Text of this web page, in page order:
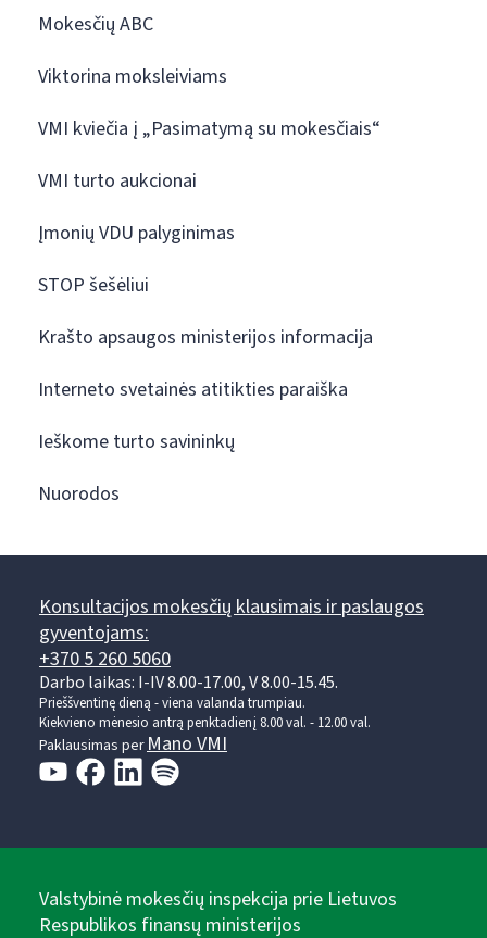
Mokesčių ABC
Viktorina moksleiviams
VMI kviečia į „Pasimatymą su mokesčiais“
VMI turto aukcionai
Įmonių VDU palyginimas
STOP šešėliui
Krašto apsaugos ministerijos informacija
Interneto svetainės atitikties paraiška
Ieškome turto savininkų
Nuorodos
Konsultacijos mokesčių klausimais ir paslaugos
gyventojams:
+370 5 260 5060
Darbo laikas: I-IV 8.00-17.00, V 8.00-15.45.
Prieššventinę dieną - viena valanda trumpiau.
Kiekvieno mėnesio antrą penktadienį 8.00 val. - 12.00 val.
Paklausimas per Mano VMI
Valstybinė mokesčių inspekcija prie Lietuvos
Respublikos finansų ministerijos